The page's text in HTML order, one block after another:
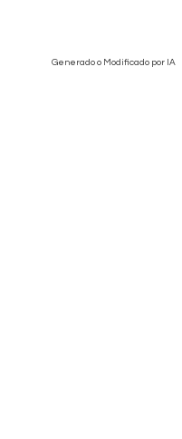
Generado o Modificado por IA